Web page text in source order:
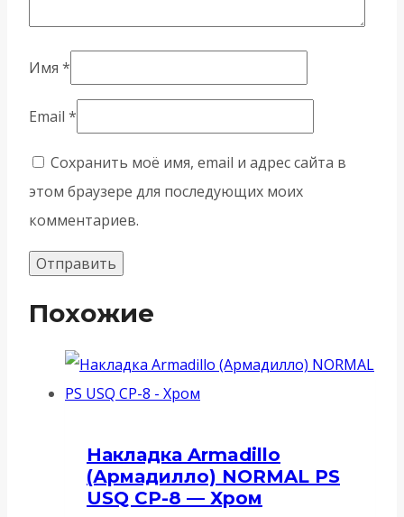
Имя *
Email *
Сохранить моё имя, email и адрес сайта в
этом браузере для последующих моих
комментариев.
Похожие
Накладка Armadillo
(Армадилло) NORMAL PS
USQ CP-8 — Хром